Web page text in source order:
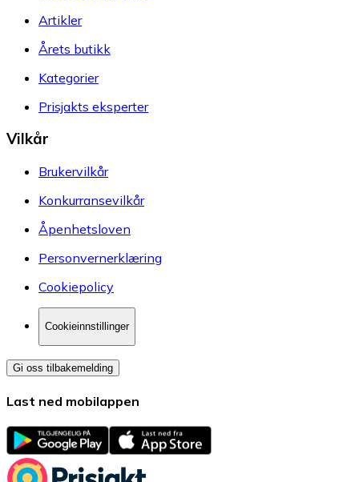
Artikler
Årets butikk
Kategorier
Prisjakts eksperter
Vilkår
Brukervilkår
Konkurransevilkår
Åpenhetsloven
Personvernerklæring
Cookiepolicy
Cookieinnstillinger
Gi oss tilbakemelding
Last ned mobilappen